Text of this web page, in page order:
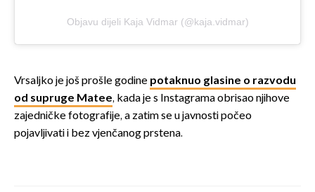
Objavu dijeli Kaja Vidmar (@kaja.vidmar)
Vrsaljko je još prošle godine potaknuo glasine o razvodu
od supruge Matee, kada je s Instagrama obrisao njihove
zajedničke fotografije, a zatim se u javnosti počeo
pojavljivati i bez vjenčanog prstena.